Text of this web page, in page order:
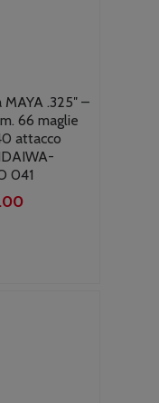
MAYA .325″ –
66 maglie
attacco
041